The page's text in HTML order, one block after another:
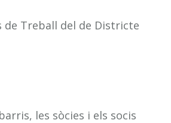
de Treball del de Districte
les sòcies i els socis